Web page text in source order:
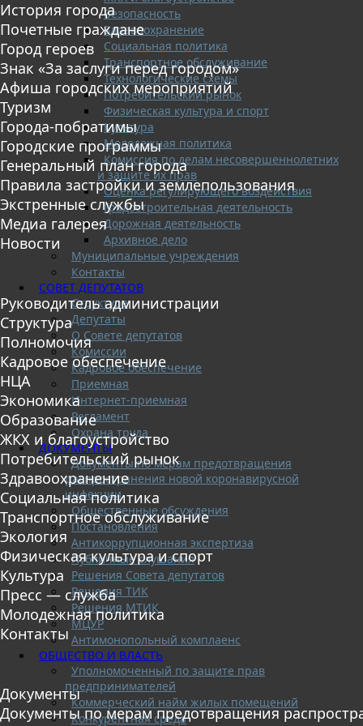
Безопасность
Здравоохранение
Социальная политика
Транспортное обслуживание
Технологические схемы
Потребительский рынок
Физическая культура и спорт
Культура
Молодежная политика
Комиссия по делам несовершеннолетних
и защите их прав
Оценка регулирующего воздействия
Градостроительная деятельность
Дорожная деятельность
Архивное дело
Муниципальные учреждения
Контакты
СОВЕТ ДЕПУТАТОВ
Структура
Депутаты
О Совете депутатов
Комиссии
Кадровое обеспечение
Приемная
Интернет-приемная
Регламент
Охрана труда
ДОКУМЕНТЫ
Документы по мерам предотвращения
распространения новой коронавирусной
инфекции
Общественные обсуждения
Постановления
Антикоррупционная экспертиза
Публичные слушания
Решения Совета депутатов
Решения ТИК
Решения МТИК
МЦУР
Антимонопольный комплаенс
ОБЩЕСТВО И ВЛАСТЬ
Уполномоченный по защите прав
предпринимателей
Коммерческий найм жилых помещений
Конкурентная среда
История города
Почетные граждане
Город героев
Знак «За заслуги перед городом»
Афиша городских мероприятий
Туризм
Города-побратимы
Городские программы
Генеральный план города
Правила застройки и землепользования
Экстренные службы
Медиа галерея
Новости
Руководитель администрации
Структура
Полномочия
Кадровое обеспечение
НЦА
Экономика
Образование
ЖКХ и благоустройство
Потребительский рынок
Здравоохранение
Социальная политика
Транспортное обслуживание
Экология
Физическая культура и спорт
Культура
Пресс — служба
Молодежная политика
Контакты
Документы
Документы по мерам предотвращения